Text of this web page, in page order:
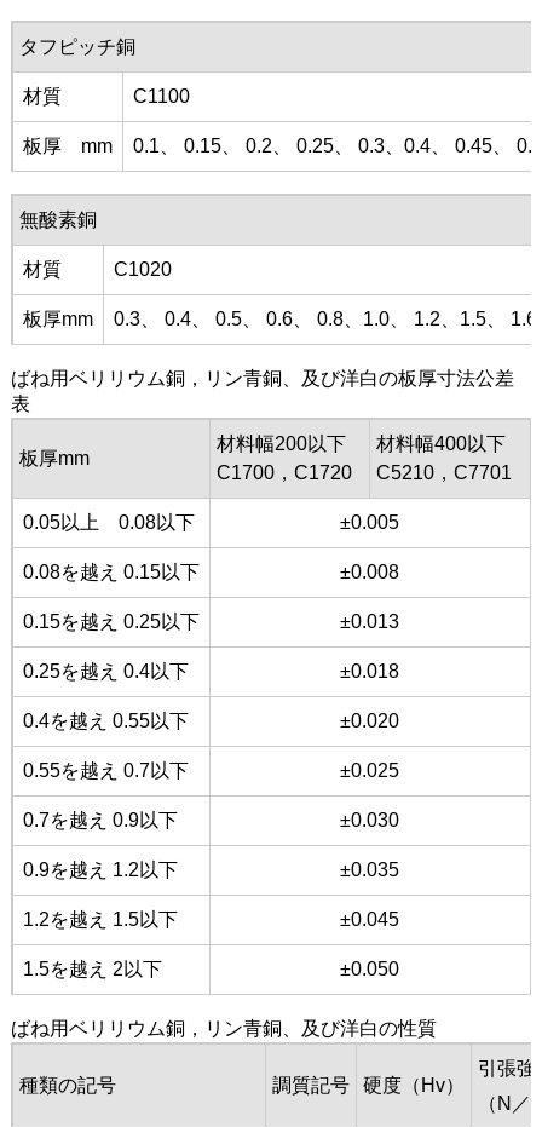
タフピッチ銅
材質 C1100
板厚 mm 0.1、 0.15、 0.2、 0.25、 0.3、0.4、 0.45、
無酸素銅
材質 C1020
板厚mm 0.3、 0.4、 0.5、 0.6、 0.8、1.0、 1.2、1.5、 1.6
ばね用ベリリウム銅，リン青銅、及び洋白の板厚寸法公差
表
板厚mm
材料幅200以下
C1700，C1720
材料幅400以下
C5210，C7701
0.05以上 0.08以下 ±0.005
0.08を越え 0.15以下 ±0.008
0.15を越え 0.25以下 ±0.013
0.25を越え 0.4以下 ±0.018
0.4を越え 0.55以下 ±0.020
0.55を越え 0.7以下 ±0.025
0.7を越え 0.9以下 ±0.030
0.9を越え 1.2以下 ±0.035
1.2を越え 1.5以下 ±0.045
1.5を越え 2以下 ±0.050
ばね用ベリリウム銅，リン青銅、及び洋白の性質
種類の記号 調質記号 硬度（Hv）
引張強
（N／